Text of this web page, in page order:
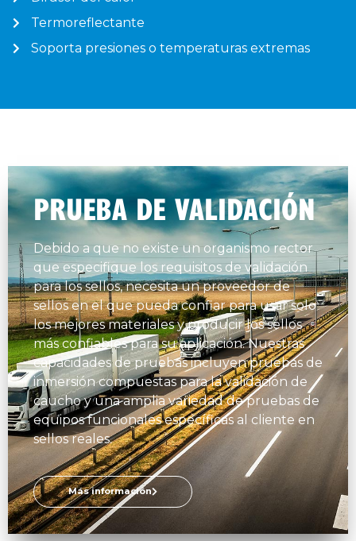
Termoreflectante
Soporta presiones o temperaturas extremas
PRUEBA DE VALIDACIÓN
Debido a que no existe un organismo rector
que especifique los requisitos de validación
para los sellos, necesita un proveedor de
sellos en el que pueda confiar para usar solo
los mejores materiales y producir los sellos
más confiables para su aplicación. Nuestras
capacidades de pruebas incluyen pruebas de
inmersión compuestas para la validación de
caucho y una amplia variedad de pruebas de
equipos funcionales específicas al cliente en
sellos reales.
Más información